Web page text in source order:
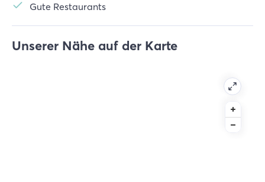
Gute Restaurants
Unserer Nähe auf der Karte